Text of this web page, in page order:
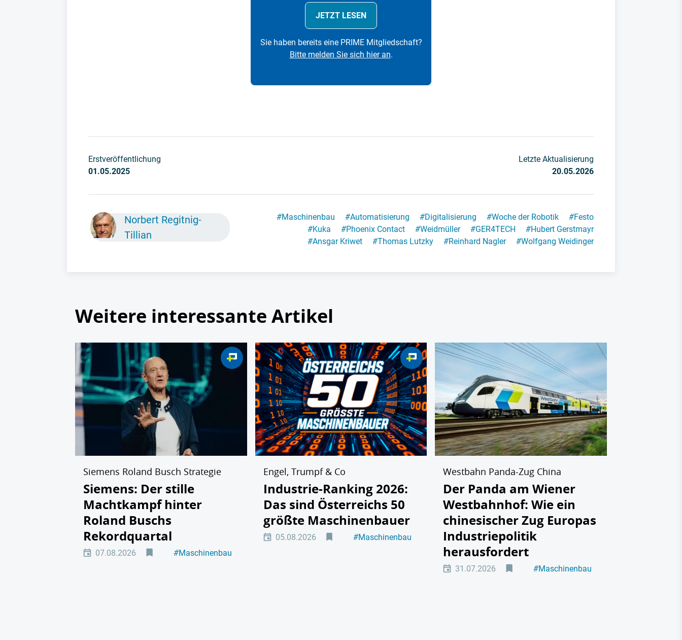
JETZT LESEN
Sie haben bereits eine PRIME Mitgliedschaft?
Bitte melden Sie sich hier an.
Erstveröffentlichung
01.05.2025
Letzte Aktualisierung
20.05.2026
Norbert Regitnig-
Tillian
#Maschinenbau #Automatisierung #Digitalisierung #Woche der Robotik #Festo
#Kuka #Phoenix Contact #Weidmüller #GER4TECH #Hubert Gerstmayr
#Ansgar Kriwet #Thomas Lutzky #Reinhard Nagler #Wolfgang Weidinger
Weitere interessante Artikel
Siemens Roland Busch Strategie
Siemens: Der stille
Machtkampf hinter
Roland Buschs
Rekordquartal
07.08.2026 #Maschinenbau
Engel, Trumpf & Co
Industrie-Ranking 2026:
Das sind Österreichs 50
größte Maschinenbauer
05.08.2026 #Maschinenbau
Westbahn Panda-Zug China
Der Panda am Wiener
Westbahnhof: Wie ein
chinesischer Zug Europas
Industriepolitik
herausfordert
31.07.2026 #Maschinenbau